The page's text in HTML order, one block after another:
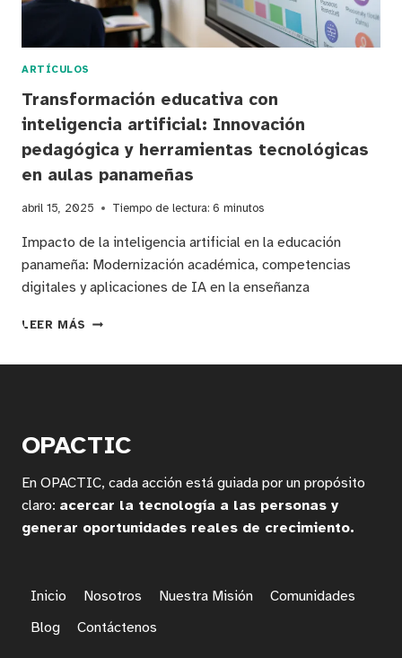
PANAMEÑA
ARTÍCULOS
Transformación educativa con
inteligencia artificial: Innovación
pedagógica y herramientas tecnológicas
en aulas panameñas
abril 15, 2025 Tiempo de lectura: 6 minutos
Impacto de la inteligencia artificial en la educación
panameña: Modernización académica, competencias
digitales y aplicaciones de IA en la enseñanza
LEER MÁS TRANSFORMACIÓN
Y
TECNOLÓGICAS
EN
PANAMEÑAS
OPACTIC
En OPACTIC, cada acción está guiada por un propósito
claro: acercar la tecnología a las personas y
generar oportunidades reales de crecimiento.
Inicio Nosotros Nuestra Misión
Comunidades
Blog
Contáctenos